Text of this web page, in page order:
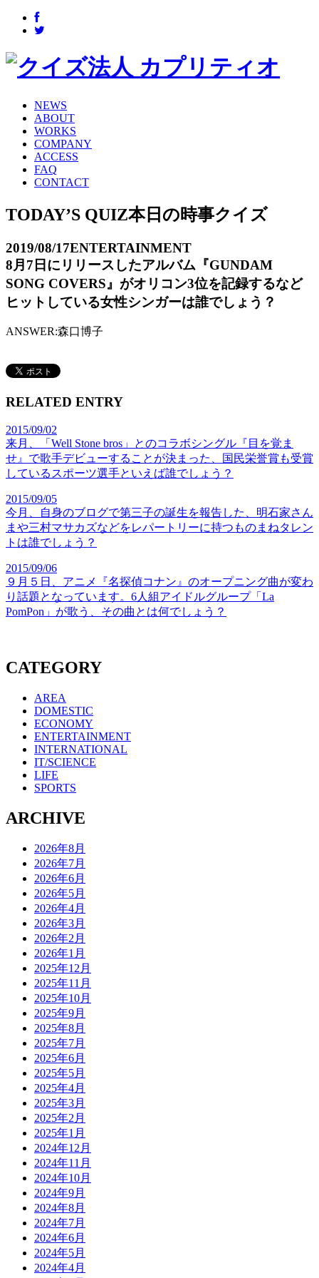
NEWS
ABOUT
WORKS
COMPANY
ACCESS
FAQ
CONTACT
TODAY’S QUIZ本日の時事クイズ
2019/08/17ENTERTAINMENT
8月7日にリリースしたアルバム『GUNDAM
SONG COVERS』がオリコン3位を記録するなど
ヒットしている女性シンガーは誰でしょう？
ANSWER:森口博子
RELATED ENTRY
2015/09/02
来月、「Well Stone bros」とのコラボシングル『目を覚ま
せ』で歌手デビューすることが決まった、国民栄誉賞も受賞
しているスポーツ選手といえば誰でしょう？
2015/09/05
今月、自身のブログで第三子の誕生を報告した、明石家さん
まや三村マサカズなどをレパートリーに持つものまねタレン
トは誰でしょう？
2015/09/06
９月５日、アニメ『名探偵コナン』のオープニング曲が変わ
り話題となっています。6人組アイドルグループ「La
PomPon」が歌う、その曲とは何でしょう？
CATEGORY
AREA
DOMESTIC
ECONOMY
ENTERTAINMENT
INTERNATIONAL
IT/SCIENCE
LIFE
SPORTS
ARCHIVE
2026年8月
2026年7月
2026年6月
2026年5月
2026年4月
2026年3月
2026年2月
2026年1月
2025年12月
2025年11月
2025年10月
2025年9月
2025年8月
2025年7月
2025年6月
2025年5月
2025年4月
2025年3月
2025年2月
2025年1月
2024年12月
2024年11月
2024年10月
2024年9月
2024年8月
2024年7月
2024年6月
2024年5月
2024年4月